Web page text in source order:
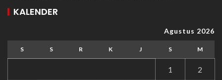
KALENDER
Agustus 2026
S S R K J S M
1 2